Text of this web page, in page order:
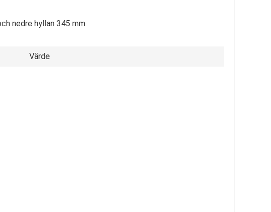
nedre hyllan 345 mm.
Värde